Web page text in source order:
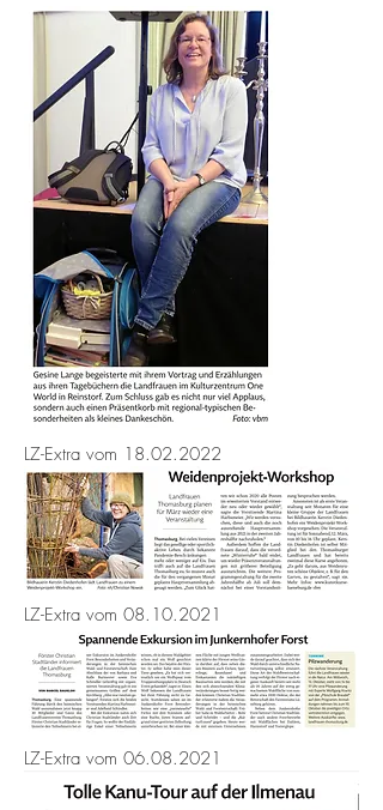
LZ-Extra vom 18.02.2022
LZ-Extra vom 08.10.2021
LZ-Extra vom 06.08.2021